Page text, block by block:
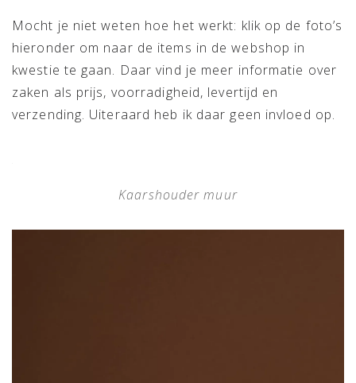
Mocht je niet weten hoe het werkt: klik op de foto’s
hieronder om naar de items in de webshop in
kwestie te gaan. Daar vind je meer informatie over
zaken als prijs, voorradigheid, levertijd en
verzending. Uiteraard heb ik daar geen invloed op.
Kaarshouder muur